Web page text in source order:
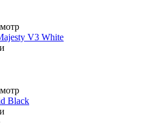
V3 White
Black